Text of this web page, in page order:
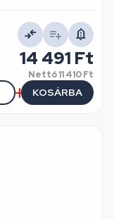
14 491 Ft
Nettó11 410 Ft
KOSÁRBA